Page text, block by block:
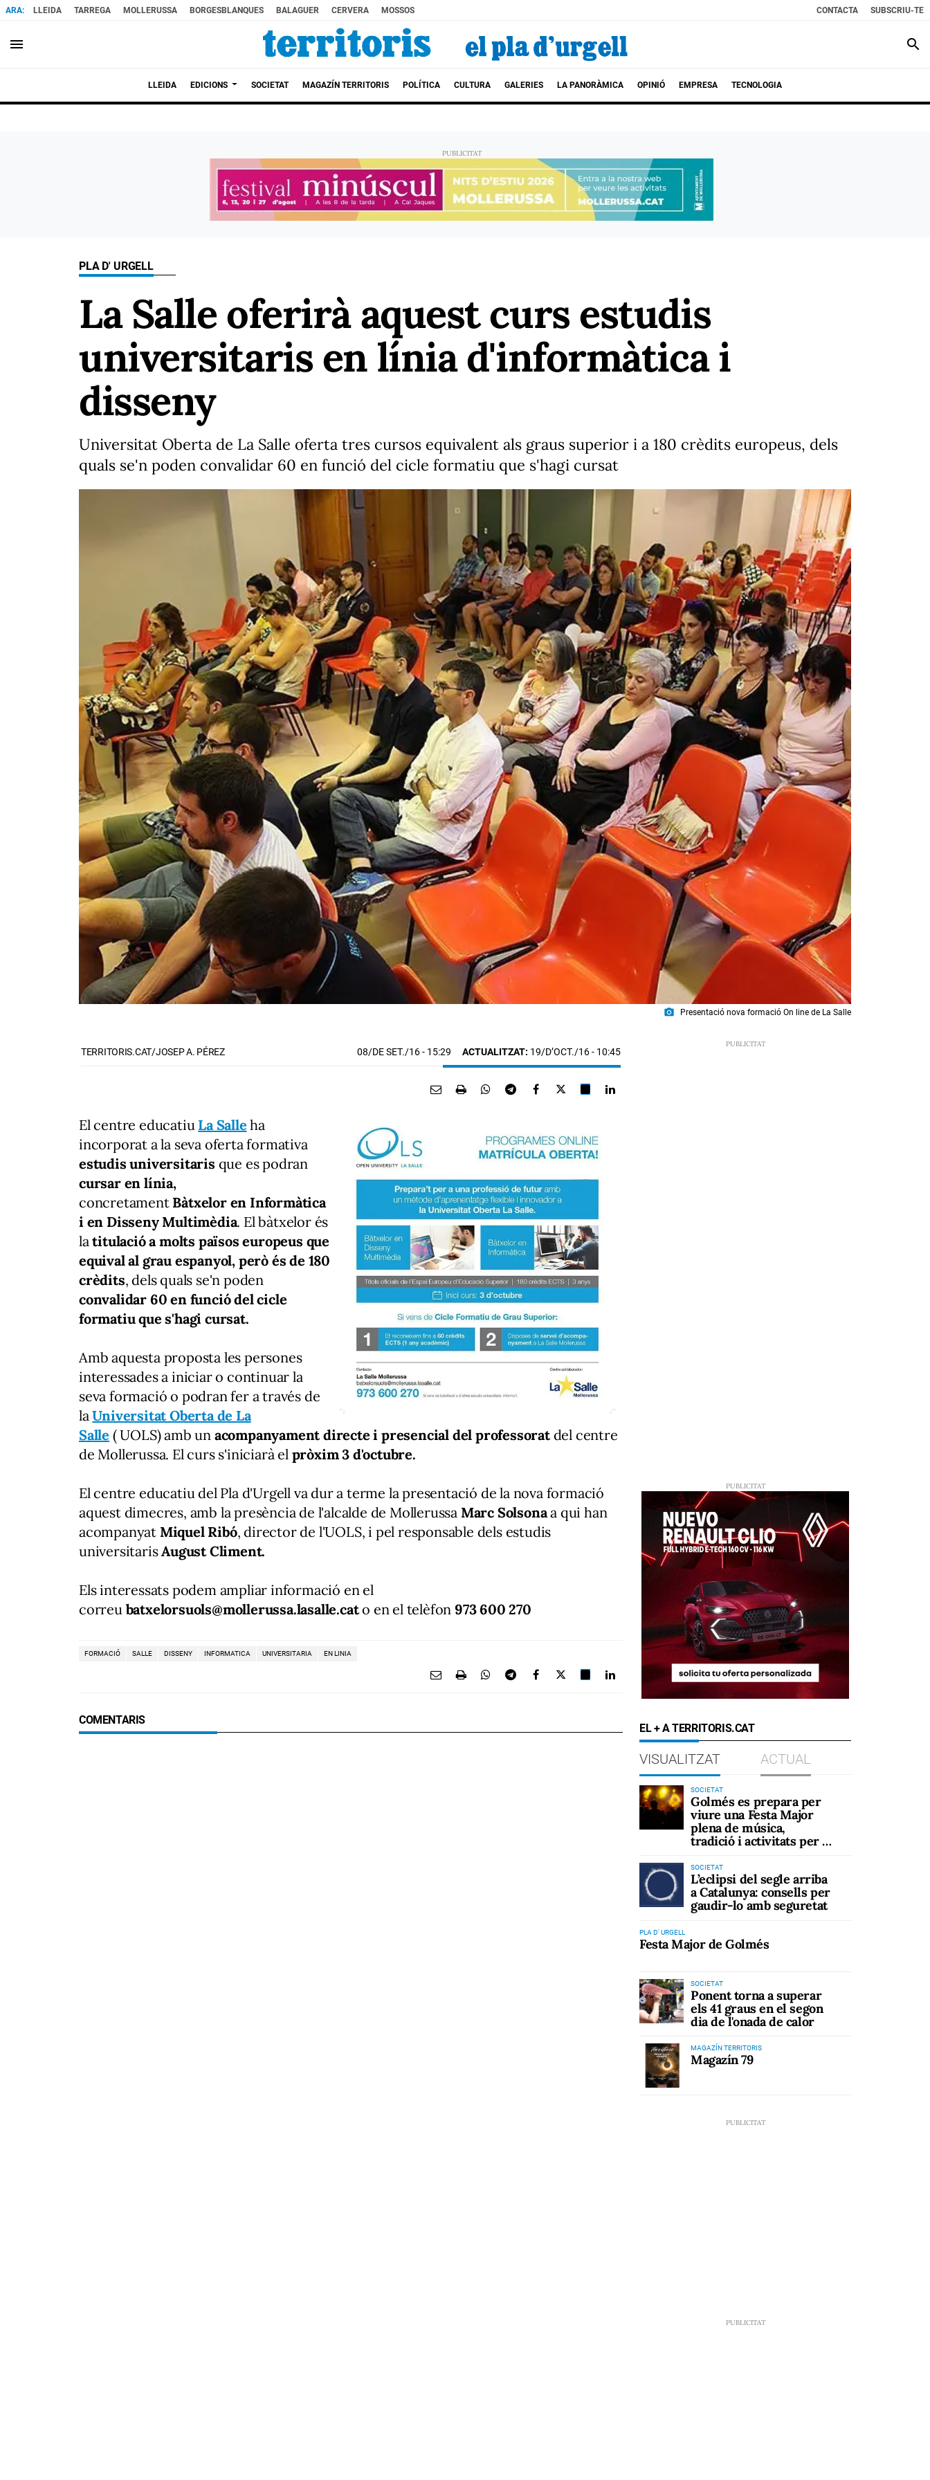
LLEIDA TARREGA MOLLERUSSA BORGESBLANQUES BALAGUER CERVERA MOSSOS CONTACTA SUBSCRIU-TE
menu search
LLEIDA EDICIONS SOCIETAT MAGAZÍN TERRITORIS POLÍTICA CULTURA GALERIES LA PANORÀMICA OPINIÓ EMPRESA TECNOLOGIA
PLA D' URGELL
La Salle oferirà aquest curs estudis
universitaris en línia d'informàtica i
disseny
Universitat Oberta de La Salle oferta tres cursos equivalent als graus superior i a 180 crèdits europeus, dels
quals se'n poden convalidar 60 en funció del cicle formatiu que s'hagi cursat
photo_camera Presentació nova formació On line de La Salle
TERRITORIS.CAT/JOSEP A. PÉREZ 08/DE SET./16- 15:29 ACTUALITZAT: 19/D’OCT./16 - 10:45
El centre educatiu La Salle ha
incorporat a la seva oferta formativa
estudis universitaris que es podran
cursar en línia,
concretament Bàtxelor en Informàtica
i en Disseny Multimèdia. El bàtxelor és
latitulació a molts països europeus que
equival al grau espanyol, però és de 180
crèdits, dels quals se'n poden
convalidar 60 en funció del cicle
formatiu que s'hagi cursat.
Amb aquesta proposta les persones
interessades a iniciar o continuar la
seva formació o podran fer a través de
laUniversitat Oberta de La
Salle ( UOLS) amb un acompanyament directe i presencial del professoratdel centre
de Mollerussa. El curs s'iniciarà el pròxim 3 d'octubre.
El centre educatiu del Pla d'Urgell va dur a terme la presentació de la nova formació
aquest dimecres, amb la presència de l'alcalde de Mollerussa Marc Solsonaa qui han
acompanyat Miquel Ribó, director de l'UOLS, i pel responsable dels estudis
universitarisAugust Climent.
Els interessats podem ampliar informació en el
correu batxelorsuols@mollerussa.lasalle.cato en el telèfon973 600 270
FORMACIÓ SALLE DISSENY INFORMATICA UNIVERSITARIA EN LINIA
COMENTARIS
EL + A TERRITORIS.CAT
VISUALITZAT ACTUAL
SOCIETAT
Golmés es prepara per
viure una Festa Major
plena de música,
tradició i activitats per a
SOCIETAT
L’eclipsi del segle arriba
a Catalunya: consells per
gaudir-lo amb seguretat
PLA D' URGELL
Festa Major de Golmés
SOCIETAT
Ponent torna a superar
els 41 graus en el segon
dia de l'onada de calor
MAGAZÍN TERRITORIS
Magazín 79